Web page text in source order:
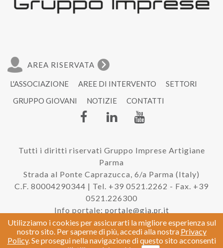
AREA RISERVATA
L'ASSOCIAZIONE AREE DI INTERVENTO
SETTORI
GRUPPO GIOVANI
NOTIZIE CONTATTI
Tutti i diritti riservati Gruppo Imprese Artigiane
Parma
Strada al Ponte Caprazucca, 6/a Parma (Italy)
C.F. 80004290344 | Tel. +39 0521.2262 - Fax. +39
0521.226300
Info portale: portale@gia.pr.it
Privacy e Cookie Policy|Credits
Utilizziamo i cookies per assicurarti la migliore esperienza sul
nostro sito. Per saperne di più, accedi alla nostra Privacy
Policy. Se prosegui nella navigazione di questo sito acconsenti